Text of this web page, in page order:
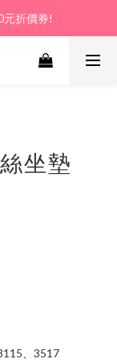
送100元!
折價券!
送100元!
坐墊
、3517